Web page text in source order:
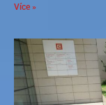
Více »